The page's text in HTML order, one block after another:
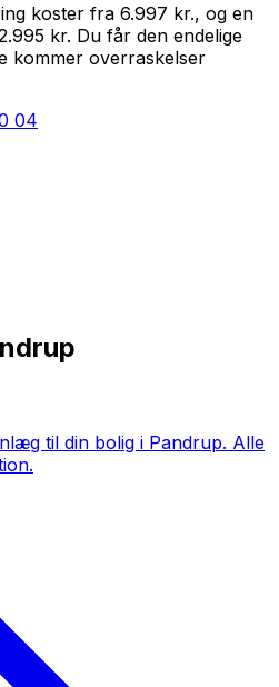
koster fra 6.997 kr., og en
kr. Du får den endelige
kommer overraskelser
04
til din bolig i Pandrup. Alle